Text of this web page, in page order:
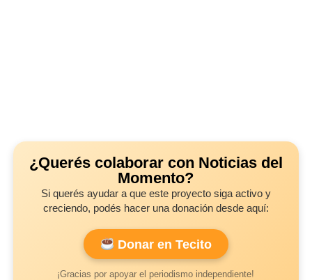
¿Querés colaborar con Noticias del
Momento?
Si querés ayudar a que este proyecto siga activo y
creciendo, podés hacer una donación desde aquí:
Donar en Tecito
¡Gracias por apoyar el periodismo independiente!